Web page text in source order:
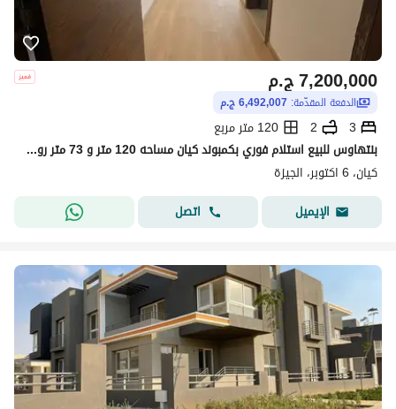
ج.م7,200,000
الدفعة المقدّمة: 6,492,007 ج.م
3
2
120 متر مربع
بنتهاوس للبيع استلام فوري بكمبوند كيان مساحه 120 متر و 73 متر رووف يوجد في غرفه 3 غرف 2 حمام متشطب بالكامل يوجد اسانسير
كيان، 6 اكتوبر، الجيزة
الإيميل
اتصل